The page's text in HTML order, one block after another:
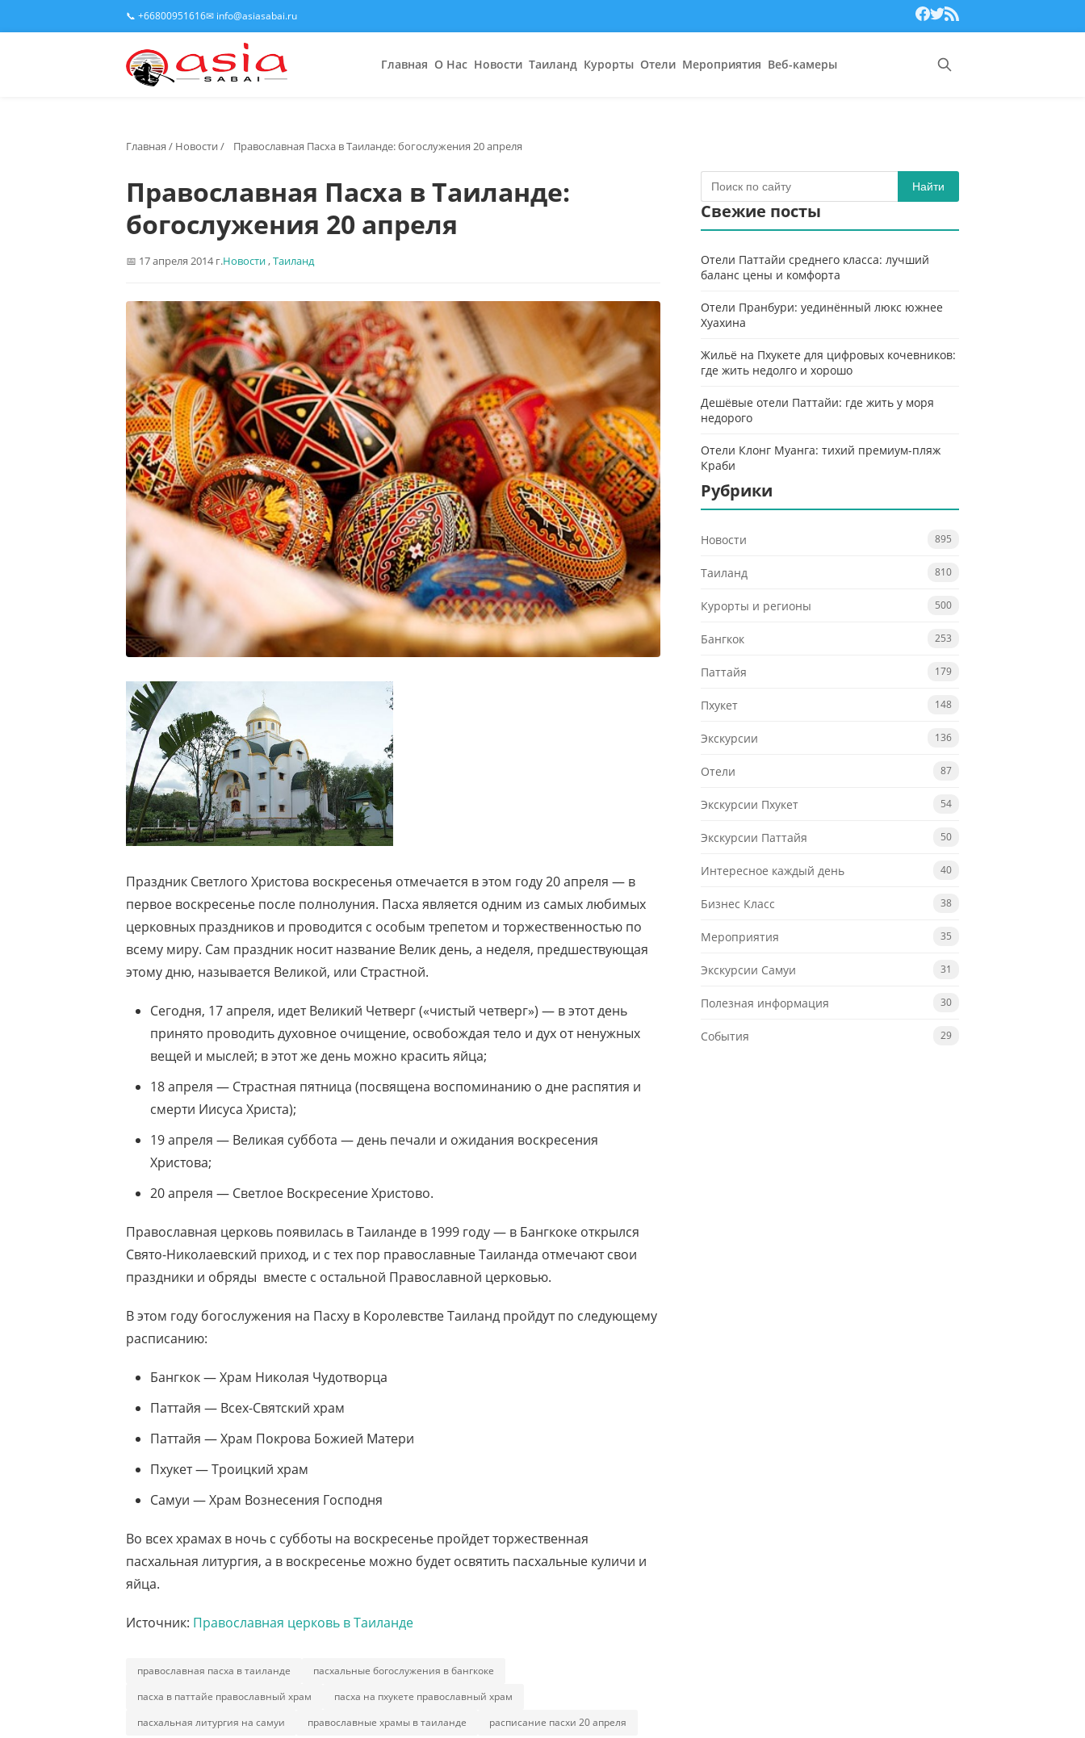
📞 +66800951616✉ info@asiasabai.ru
Главная О Нас Новости Таиланд Курорты Отели Мероприятия Веб-камеры
Главная / Новости / Православная Пасха в Таиланде: богослужения 20 апреля
Православная Пасха в Таиланде:
богослужения 20 апреля
17 апреля 2014 г.Новости,Таиланд
Праздник Светлого Христова воскресенья отмечается в этом году 20 апреля — в
первое воскресенье после полнолуния. Пасха является одним из самых любимых
церковных праздников и проводится с особым трепетом и торжественностью по
всему миру. Сам праздник носит название Велик день, а неделя, предшествующая
этому дню, называется Великой, или Страстной.
Сегодня, 17 апреля, идет Великий Четверг («чистый четверг») — в этот день
принято проводить духовное очищение, освобождая тело и дух от ненужных
вещей и мыслей; в этот же день можно красить яйца;
18 апреля — Страстная пятница (посвящена воспоминанию о дне распятия и
смерти Иисуса Христа);
19 апреля — Великая суббота — день печали и ожидания воскресения
Христова;
20 апреля — Светлое Воскресение Христово.
Православная церковь появилась в Таиланде в 1999 году — в Бангкоке открылся
Свято-Николаевский приход, и с тех пор православные Таиланда отмечают свои
праздники и обряды вместе с остальной Православной церковью.
В этом году богослужения на Пасху в Королевстве Таиланд пройдут по следующему
расписанию:
Бангкок — Храм Николая Чудотворца
Паттайя — Всех-Святский храм
Паттайя — Храм Покрова Божией Матери
Пхукет — Троицкий храм
Самуи — Храм Вознесения Господня
Во всех храмах в ночь с субботы на воскресенье пройдет торжественная
пасхальная литургия, а в воскресенье можно будет освятить пасхальные куличи и
яйца.
Источник: Православная церковь в Таиланде
православная пасха в таиланде
пасхальные богослужения в бангкоке
пасха в паттайе православный храм
пасха на пхукете православный храм
пасхальная литургия на самуи
православные храмы в таиланде расписание пасхи 20 апреля
Найти
Свежие посты
Отели Паттайи среднего класса: лучший
баланс цены и комфорта
Отели Пранбури: уединённый люкс южнее
Хуахина
Жильё на Пхукете для цифровых кочевников:
где жить недолго и хорошо
Дешёвые отели Паттайи: где жить у моря
недорого
Отели Клонг Муанга: тихий премиум-пляж
Краби
Рубрики
Новости 895
Таиланд 810
Курорты и регионы 500
Бангкок 253
Паттайя 179
Пхукет 148
Экскурсии 136
Отели 87
Экскурсии Пхукет 54
Экскурсии Паттайя 50
Интересное каждый день 40
Бизнес Класс 38
Мероприятия 35
Экскурсии Самуи 31
Полезная информация 30
События 29